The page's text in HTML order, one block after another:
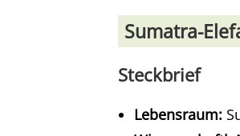
Sumatra-
Steckbrief
Lebensraum: